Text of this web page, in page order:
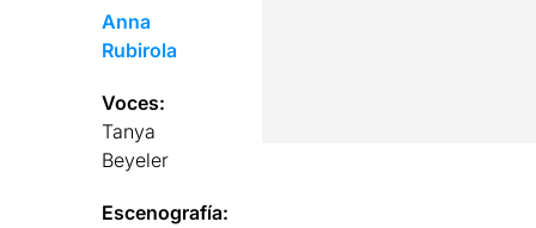
Anna
Rubirola
Voces:
Tanya
Beyeler
Escenografía: